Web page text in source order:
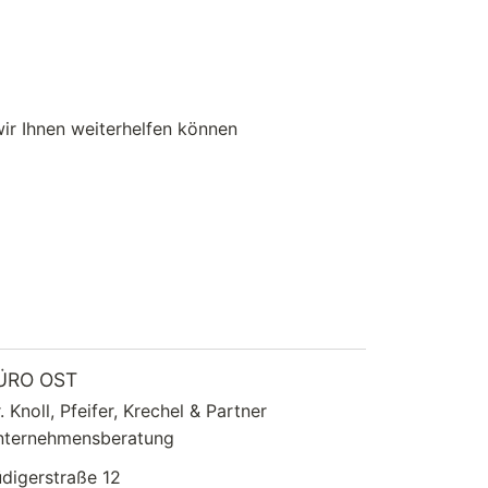
Ihnen weiterhelfen können
OST
Knoll, Pfeifer, Krechel & Partner
12